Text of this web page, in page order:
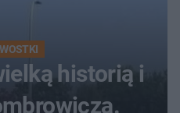
historią i